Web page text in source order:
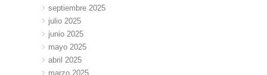
septiembre 2025
julio 2025
junio 2025
mayo 2025
abril 2025
marzo 2025